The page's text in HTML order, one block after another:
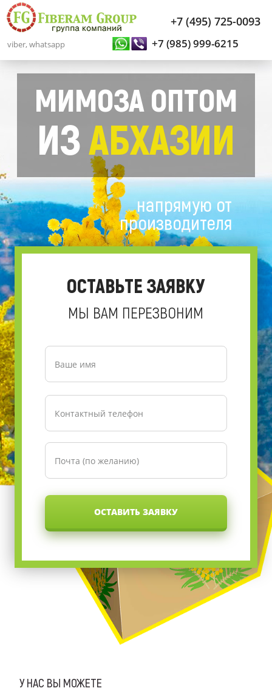
+7 (495) 725-0093
+7 (985) 999-6215
viber, whatsapp
ОСТАВИТЬ ЗАЯВКУ
ОСТАВЬТЕ ЗАЯВКУ
МЫ ВАМ ПЕРЕЗВОНИМ
напрямую от
производителя
МИМОЗА ОПТОМ
ИЗАБХАЗИИ
У НАС ВЫ МОЖЕТЕ